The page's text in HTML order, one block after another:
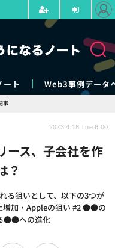
ート Web3事例データ
事
ース、子会社を作
？
る狙いとして、以下の3つが
増加・Appleの狙い #2 ●●の
●●への進化
2023.4.18 Tue 6:00